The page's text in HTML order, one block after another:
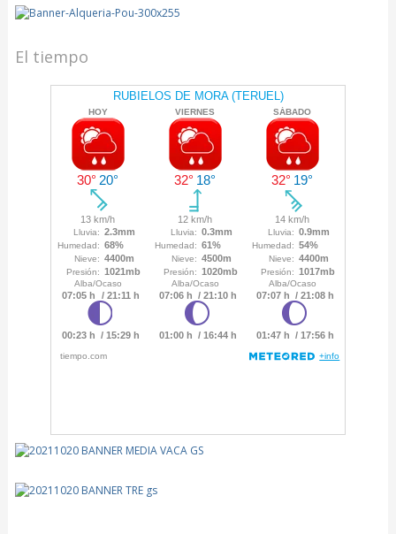
El tiempo